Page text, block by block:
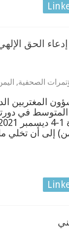
الحق
الصحفية,
المغتربين
في دورته
إلى أن تخلي